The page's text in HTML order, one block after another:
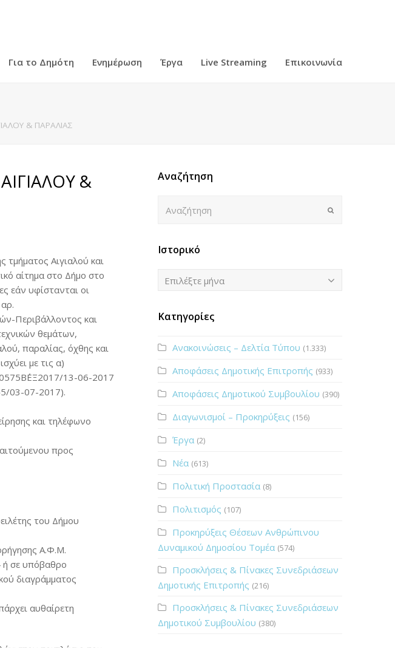
Για το Δημότη Ενημέρωση Έργα Live Streaming Επικοινωνία
& ΠΑΡΑΛΙΑΣ
&
τμήματος Αιγιαλού και
αίτημα στο Δήμο στο
εάν υφίστανται οι
Περιβάλλοντος και
θεμάτων,
παραλίας, όχθης και
με τις α)
13-06-2017
03-07-2017).
και τηλέφωνο
προς
του Δήμου
Α.Φ.Μ.
σε υπόβαθρο
διαγράμματος
αυθαίρετη
Αναζήτηση
Ιστορικό
Ιστορικό
Επιλέξτε μήνα
Κατηγορίες
Ανακοινώσεις – Δελτία Τύπου (1.333)
Αποφάσεις Δημοτικής Επιτροπής (933)
Αποφάσεις Δημοτικού Συμβουλίου (390)
Διαγωνισμοί – Προκηρύξεις (156)
Έργα (2)
Νέα (613)
Πολιτική Προστασία (8)
Πολιτισμός (107)
Προκηρύξεις Θέσεων Ανθρώπινου
Δυναμικού Δημοσίου Τομέα (574)
Προσκλήσεις & Πίνακες Συνεδριάσεων
Δημοτικής Επιτροπής (216)
Προσκλήσεις & Πίνακες Συνεδριάσεων
Δημοτικού Συμβουλίου (380)